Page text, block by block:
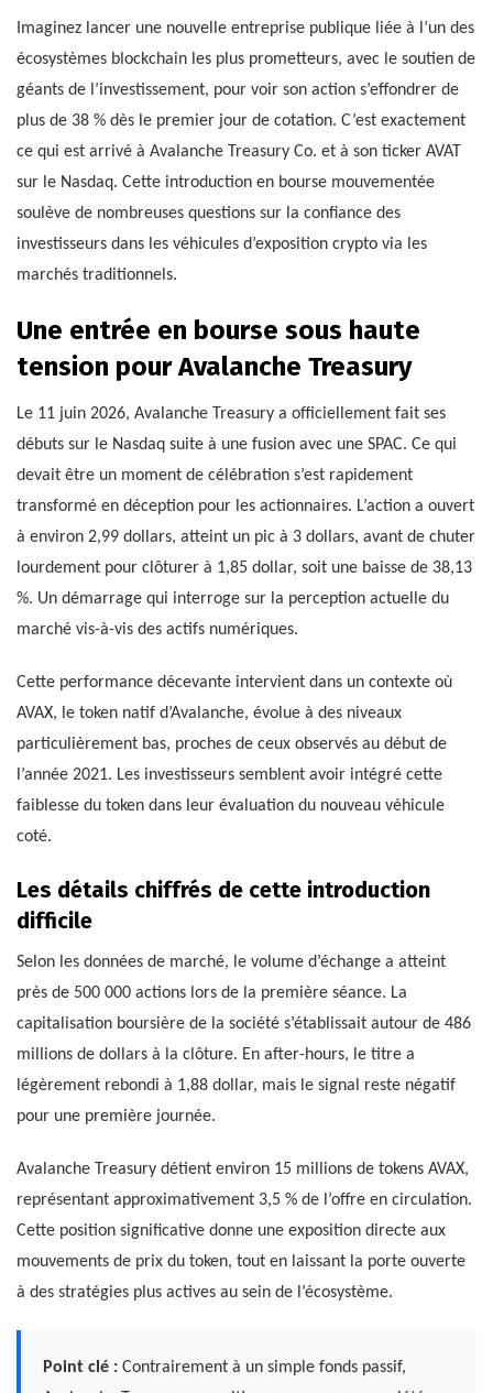
Imaginez lancer une nouvelle entreprise publique liée à l’un des
écosystèmes blockchain les plus prometteurs, avec le soutien de
géants de l’investissement, pour voir son action s’effondrer de
plus de 38 % dès le premier jour de cotation. C’est exactement
ce qui est arrivé à Avalanche Treasury Co. et à son ticker AVAT
sur le Nasdaq. Cette introduction en bourse mouvementée
soulève de nombreuses questions sur la confiance des
investisseurs dans les véhicules d’exposition crypto via les
marchés traditionnels.
Une entrée en bourse sous haute
tension pour Avalanche Treasury
Le 11 juin 2026, Avalanche Treasury a officiellement fait ses
débuts sur le Nasdaq suite à une fusion avec une SPAC. Ce qui
devait être un moment de célébration s’est rapidement
transformé en déception pour les actionnaires. L’action a ouvert
à environ 2,99 dollars, atteint un pic à 3 dollars, avant de chuter
lourdement pour clôturer à 1,85 dollar, soit une baisse de 38,13
%. Un démarrage qui interroge sur la perception actuelle du
marché vis-à-vis des actifs numériques.
Cette performance décevante intervient dans un contexte où
AVAX, le token natif d’Avalanche, évolue à des niveaux
particulièrement bas, proches de ceux observés au début de
l’année 2021. Les investisseurs semblent avoir intégré cette
faiblesse du token dans leur évaluation du nouveau véhicule
coté.
Les détails chiffrés de cette introduction
difficile
Selon les données de marché, le volume d’échange a atteint
près de 500 000 actions lors de la première séance. La
capitalisation boursière de la société s’établissait autour de 486
millions de dollars à la clôture. En after-hours, le titre a
légèrement rebondi à 1,88 dollar, mais le signal reste négatif
pour une première journée.
Avalanche Treasury détient environ 15 millions de tokens AVAX,
représentant approximativement 3,5 % de l’offre en circulation.
Cette position significative donne une exposition directe aux
mouvements de prix du token, tout en laissant la porte ouverte
à des stratégies plus actives au sein de l’écosystème.
Point clé : Contrairement à un simple fonds passif,